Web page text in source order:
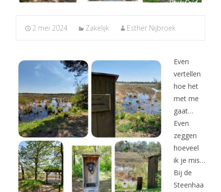
2 mei 2024 Zakelijk Esther Nijbroek
Even
vertellen
hoe het
met me
gaat…
Even
zeggen
hoeveel
ik je mis…
Bij de
Steenhaa